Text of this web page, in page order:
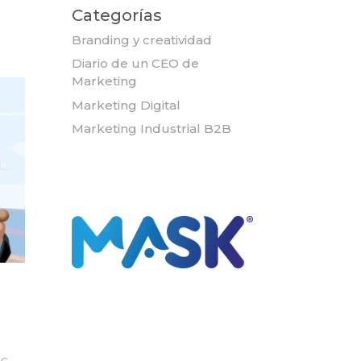
Categorías
Branding y creatividad
Diario de un CEO de
Marketing
Marketing Digital
Marketing Industrial B2B